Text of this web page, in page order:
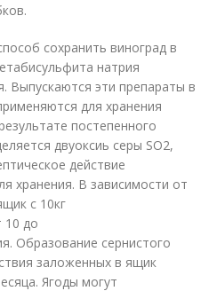
сохранить виноград в
натрия
Выпускаются эти препараты в
для хранения
постепенного
двуоксиь серы SO2,
действие
хранения. В зависимости от
с 10кг
10 до
Образование сернистого
заложенных в ящик
Ягоды могут